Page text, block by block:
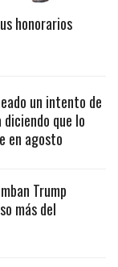
honorarios
un intento de
que lo
en agosto
Trump
más del